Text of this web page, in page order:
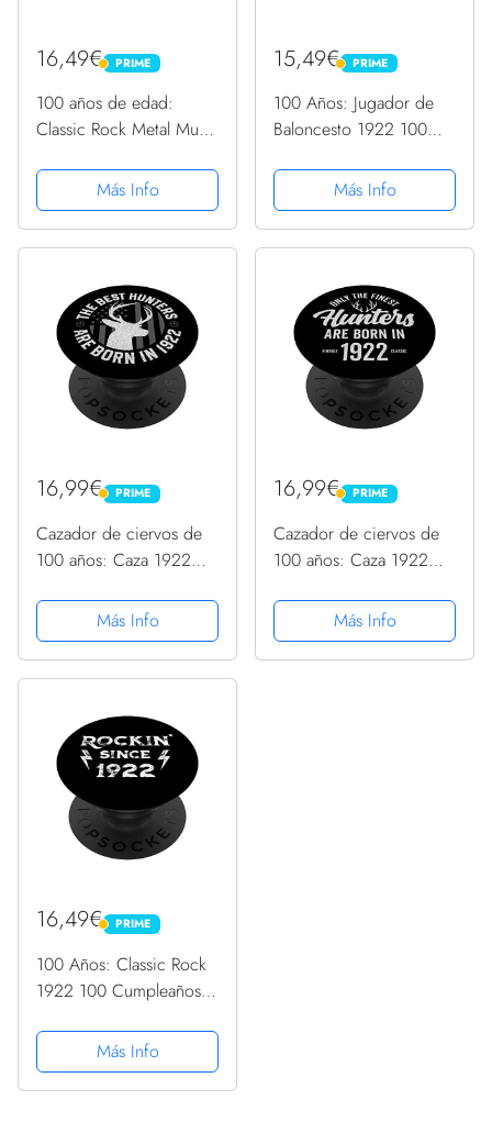
16,49€ PRIME
PRIME
100 años de edad:
Classic Rock Metal Music
PopSockets PopGrip
Intercambiable
Más Info
15,49€ PRIME
PRIME
100 Años: Jugador de
Baloncesto 1922 100
PopGrip Intercambiable
Más Info
16,99€ PRIME
PRIME
Cazador de ciervos de
100 años: Caza 1922
PopSockets PopGrip
Intercambiable
Más Info
16,99€ PRIME
PRIME
Cazador de ciervos de
100 años: Caza 1922
PopSockets PopGrip
Intercambiable
Más Info
16,49€ PRIME
PRIME
100 Años: Classic Rock
1922 100 Cumpleaños
Intercambiable
Más Info